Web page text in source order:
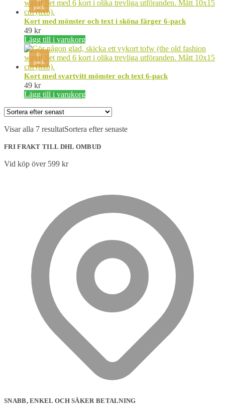
pack
Kort med mönster och text i sköna färger 6-pack
49 kr
Lägg till i varukorg
6-
pack
Kort med svartvitt mönster och text 6-pack
49 kr
Lägg till i varukorg
Visar alla 7 resultatSortera efter senaste
FRI FRAKT TILL DHL OMBUD
Vid köp över 599 kr
SNABB, ENKEL OCH SÄKER BETALNING